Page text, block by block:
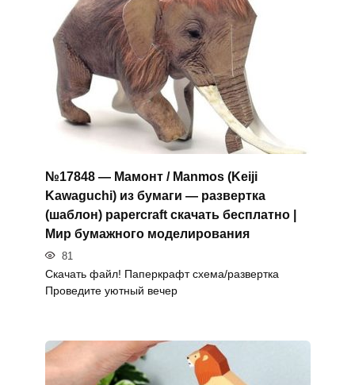
№17848 — Мамонт / Manmos (Keiji
Kawaguchi) из бумаги — развертка
(шаблон) papercraft скачать бесплатно |
Мир бумажного моделирования
81
Скачать файл! Паперкрафт схема/развертка
Проведите уютный вечер